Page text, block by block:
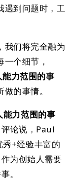
遇到问题时，工
我们将完全融为
个细节，
力范围的事
的事情。
力范围的事
论说，Paul
+经验丰富的
为创始人需要
。